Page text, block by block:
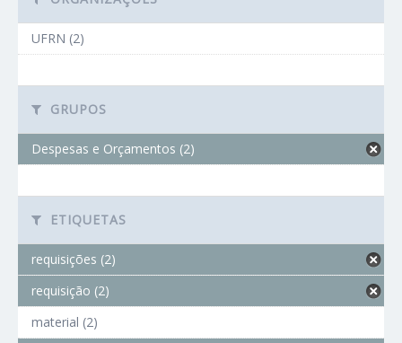
UFRN (2)
GRUPOS
Despesas e Orçamentos (2)
ETIQUETAS
requisições (2)
requisição (2)
material (2)